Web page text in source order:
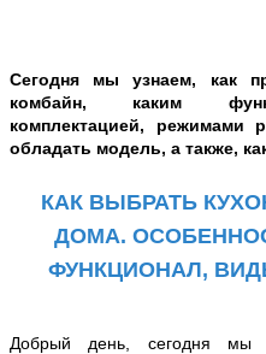
Сегодня мы узнаем, как
комбайн, каким
комплектацией, режимами
обладать модель, а также,
КАК ВЫБРАТЬ
ДОМА.
ФУНКЦИОНАЛ,
Добрый день, сегодня мы